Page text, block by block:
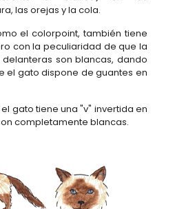
las orejas y la cola.
el colorpoint, también tiene
con la peculiaridad de que la
son blancas, dando
el gato dispone de guantes en
gato tiene una "v" invertida en
completamente blancas.